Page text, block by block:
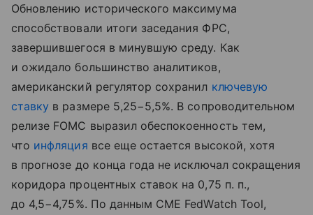
Обновлению исторического максимума
способствовали итоги заседания ФРС,
завершившегося в минувшую среду. Как
и ожидало большинство аналитиков,
американский регулятор сохранил ключевую
ставку в размере 5,25−5,5%. В сопроводительном
релизе FOMC выразил обеспокоенность тем,
что инфляция все еще остается высокой, хотя
в прогнозе до конца года не исключал сокращения
коридора процентных ставок на 0,75 п. п.,
до 4,5−4,75%. По данным CME FedWatch Tool,